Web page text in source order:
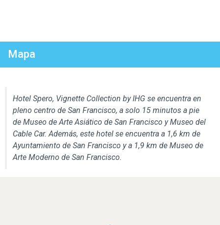
Mapa
Hotel Spero, Vignette Collection by IHG se encuentra en
pleno centro de San Francisco, a solo 15 minutos a pie
de Museo de Arte Asiático de San Francisco y Museo del
Cable Car. Además, este hotel se encuentra a 1,6 km de
Ayuntamiento de San Francisco y a 1,9 km de Museo de
Arte Moderno de San Francisco.